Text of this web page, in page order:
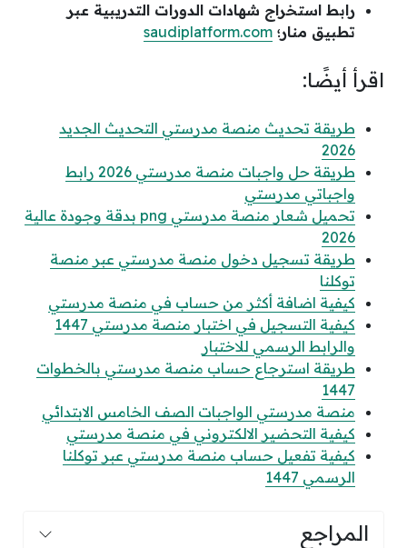
رابط استخراج شهادات الدورات التدريبية عبر
تطبيق منار؛ saudiplatform.com
اقرأ أيضًا:
طريقة تحديث منصة مدرستي التحديث الجديد
2026
طريقة حل واجبات منصة مدرستي 2026 رابط
واجباتي مدرستي
تحميل شعار منصة مدرستي png بدقة وجودة عالية
2026
طريقة تسجيل دخول منصة مدرستي عبر منصة
توكلنا
كيفية اضافة أكثر من حساب في منصة مدرستي
كيفية التسجيل في اختبار منصة مدرستي 1447
والرابط الرسمي للاختبار
طريقة استرجاع حساب منصة مدرستي بالخطوات
1447
منصة مدرستي الواجبات الصف الخامس الابتدائي
كيفية التحضير الالكتروني في منصة مدرستي
كيفية تفعيل حساب منصة مدرستي عبر توكلنا
الرسمي 1447
المراجع